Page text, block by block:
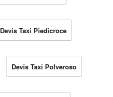
Devis Taxi Piedicroce
Devis Taxi Polveroso